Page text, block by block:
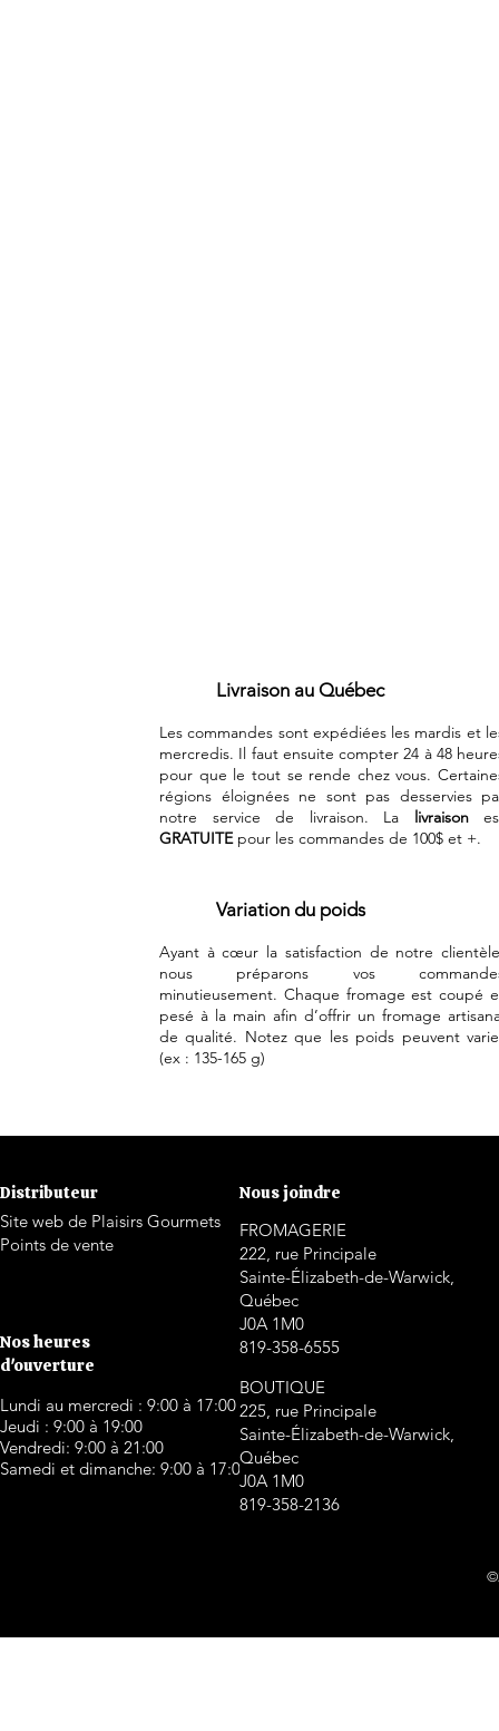
Livraison au Québec
Les commandes sont expédiées les mardis et
mercredis. Il faut ensuite compter 24 à 48
pour que le tout se rende chez vous.
régions éloignées ne sont pas desservies
notre service de livraison. La livraison
GRATUITEpour les commandes de 100$ et +.
Variation du poids
Ayant à cœur la satisfaction de notre
nous préparons vos
minutieusement. Chaque fromage est coupé
pesé à la main afin d’offrir un fromage
de qualité. Notez que les poids peuvent
(ex : 135-165 g)
Distributeur
Site web de Plaisirs Gourmets
Points de vente
Nos heures
d'ouverture
Lundi au mercredi : 9:00 à 17:00
Jeudi : 9:00 à 19:00
Vendredi: 9:00 à 21:00
Samedi et dimanche: 9:00 à 17:00
Nous joindre
FROMAGERIE
222, rue Principale
Sainte-Élizabeth-de-Warwick,
Québec
J0A 1M0
819-358-6555
BOUTIQUE
225, rue Principale
Sainte-Élizabeth-de-Warwick,
Québec
J0A 1M0
819-358-2136